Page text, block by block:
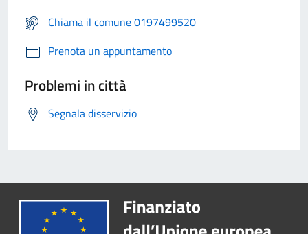
Chiama il comune 0197499520
Prenota un appuntamento
Problemi in città
Segnala disservizio